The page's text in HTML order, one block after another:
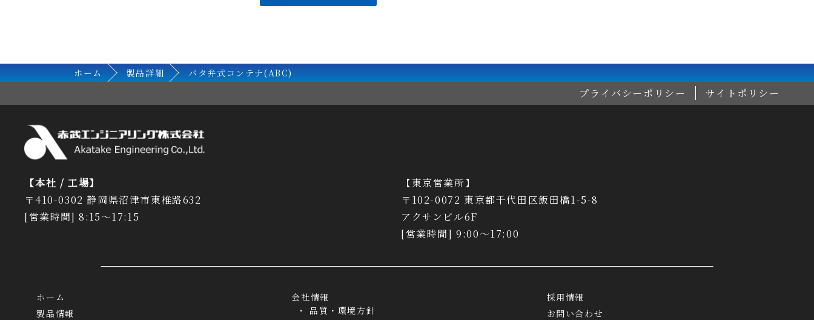
ホーム 製品詳細 バタ弁式コンテナ(ABC)
プライバシーポリシー サイトポリシー
【本社 / 工場】
〒410-0302 静岡県沼津市東椎路632
[営業時間] 8:15～17:15
【東京営業所】
〒102-0072 東京都千代田区飯田橋1-5-8
アクサンビル6F
[営業時間] 9:00～17:00
ホーム
製品情報
会社情報
品質・環境方針
採用情報
お問い合わせ